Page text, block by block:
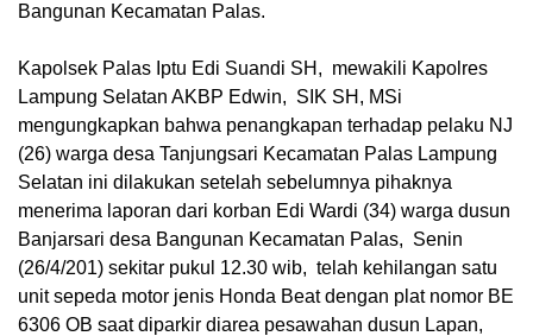
Bangunan Kecamatan Palas.
Kapolsek Palas Iptu Edi Suandi SH, mewakili Kapolres
Lampung Selatan AKBP Edwin, SIK SH, MSi
mengungkapkan bahwa penangkapan terhadap pelaku NJ
(26) warga desa Tanjungsari Kecamatan Palas Lampung
Selatan ini dilakukan setelah sebelumnya pihaknya
menerima laporan dari korban Edi Wardi (34) warga dusun
Banjarsari desa Bangunan Kecamatan Palas, Senin
(26/4/201) sekitar pukul 12.30 wib, telah kehilangan satu
unit sepeda motor jenis Honda Beat dengan plat nomor BE
6306 OB saat diparkir diarea pesawahan dusun Lapan,